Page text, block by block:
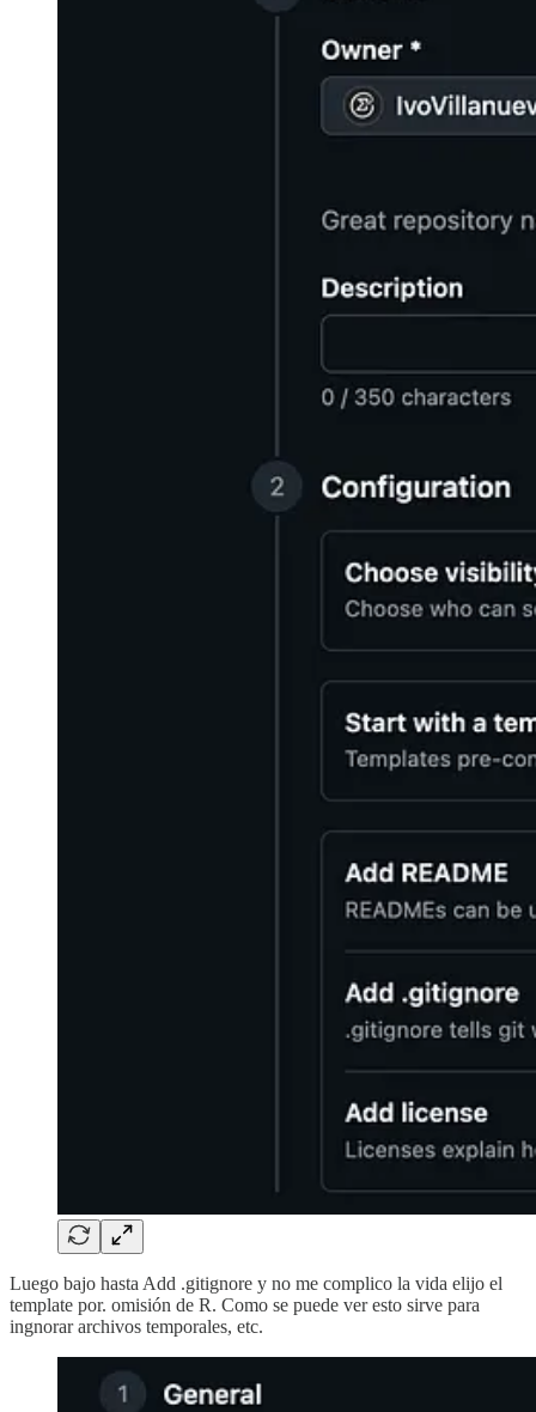
Luego bajo hasta Add .gitignore y no me complico la vida elijo el
template por. omisión de R. Como se puede ver esto sirve para
ingnorar archivos temporales, etc.